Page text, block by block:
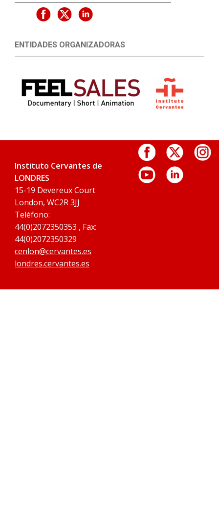
ENTIDADES ORGANIZADORAS
Instituto Cervantes de
LONDRES
15-19 Devereux Court
London, WC2R 3JJ
Teléfono:
44(0)2072350353 , Fax:
44(0)2072350329
cenlon@cervantes.es
londres.cervantes.es